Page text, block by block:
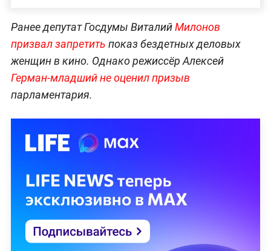
Ранее депутат Госдумы ВиталийМилонов
призвал запретить показ бездетных деловых
женщин в кино. Однако режиссёр Алексей
Герман-младший не оценил призыв
парламентария.